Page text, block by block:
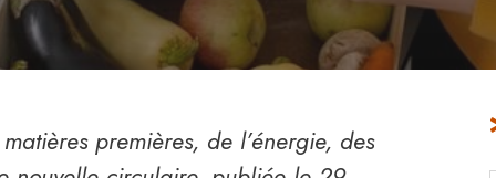
premières, de l’énergie, des